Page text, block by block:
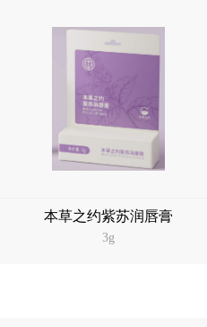
本草之约紫苏润唇膏
3g